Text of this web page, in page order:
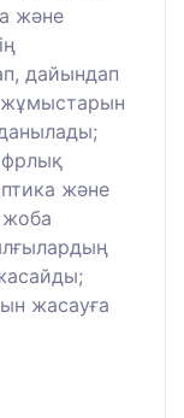
және
дайындап
және
жасауға